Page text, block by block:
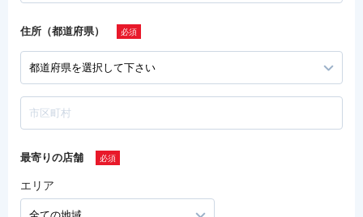
住所（都道府県）
最寄りの店舗
エリア